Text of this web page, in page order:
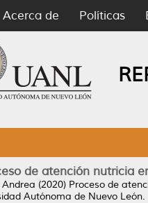
Acerca de Políticas
de atención nutricia
(2020) Proceso de
Autónoma de Nuevo León.